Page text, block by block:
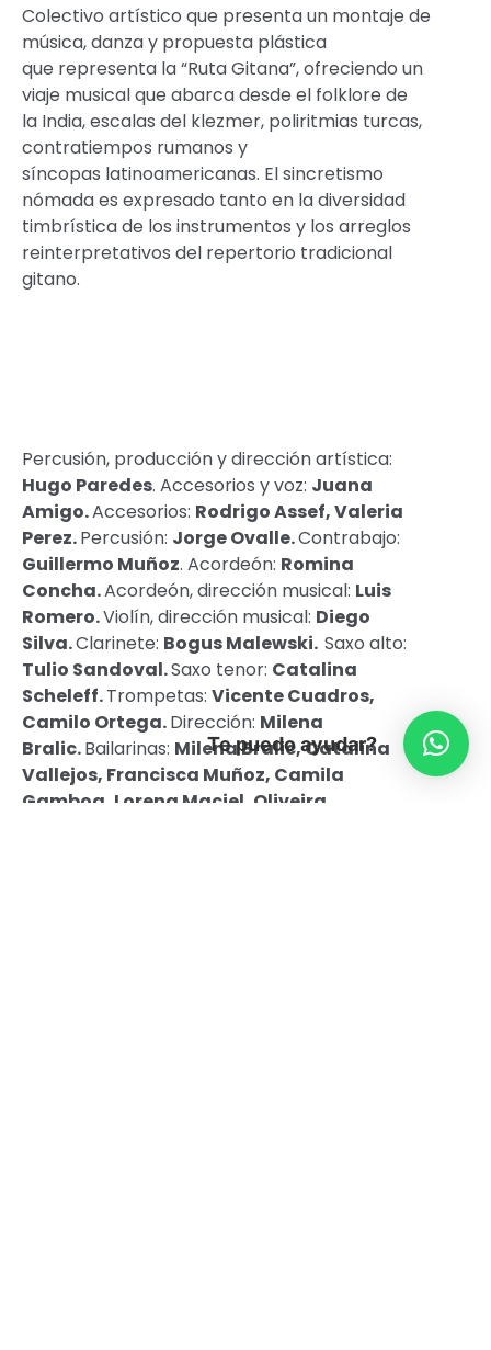
Colectivo artístico que presenta un montaje de
música, danza y propuesta plástica
que representa la “Ruta Gitana”, ofreciendo un
viaje musical que abarca desde el folklore de
la India, escalas del klezmer, poliritmias turcas,
contratiempos rumanos y
síncopas latinoamericanas. El sincretismo
nómada es expresado tanto en la diversidad
timbrística de los instrumentos y los arreglos
reinterpretativos del repertorio tradicional
gitano.
Percusión, producción y dirección artística:
Hugo Paredes. Accesorios y voz: Juana
Amigo.Accesorios: Rodrigo Assef, Valeria
Perez.Percusión: Jorge Ovalle.Contrabajo:
Guillermo Muñoz. Acordeón: Romina
Concha.Acordeón, dirección musical: Luis
Romero.Violín, dirección musical: Diego
Silva.Clarinete: Bogus Malewski. Saxo alto:
Tulio Sandoval.Saxo tenor: Catalina
Scheleff.Trompetas: Vicente Cuadros,
Camilo Ortega.Dirección: Milena
Bralic.Bailarinas: Milena Bralic, Catalina
Vallejos, Francisca Muñoz, Camila
Gamboa, Lorena Maciel, Oliveira
Te puedo ayudar?